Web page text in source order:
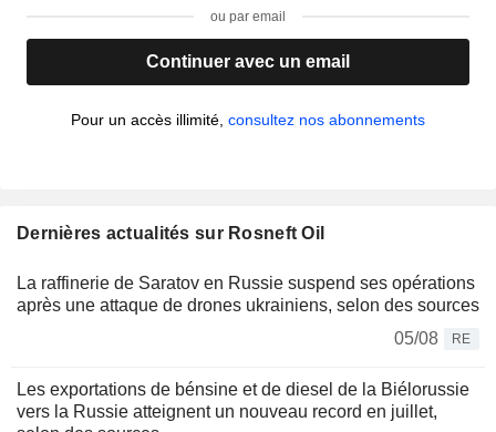
ou par email
Continuer avec un email
Pour un accès illimité, consultez nos abonnements
Dernières actualités sur Rosneft Oil
La raffinerie de Saratov en Russie suspend ses opérations
après une attaque de drones ukrainiens, selon des sources
05/08
RE
Les exportations de bénsine et de diesel de la Biélorussie
vers la Russie atteignent un nouveau record en juillet,